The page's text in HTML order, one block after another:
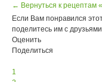
← Вернуться к рецептам
Если Вам понравился
поделитесь им с
Оценить
Поделиться
1